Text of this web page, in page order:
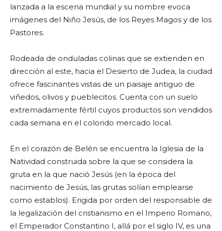
lanzada a la escena mundial y su nombre evoca
imágenes del Niño Jesús, de los Reyes Magos y de los
Pastores.
Rodeada de onduladas colinas que se extienden en
dirección al este, hacia el Desierto de Judea, la ciudad
ofrece fascinantes vistas de un paisaje antiguo de
viñedos, olivos y pueblecitos. Cuenta con un suelo
extremadamente fértil cuyos productos son vendidos
cada semana en el colorido mercado local.
En el corazón de Belén se encuentra la Iglesia de la
Natividad construida sobre la que se considera la
gruta en la que nació Jesús (en la época del
nacimiento de Jesús, las grutas solían emplearse
como establos). Erigida por orden del responsable de
la legalización del cristianismo en el Imperio Romano,
el Emperador Constantino I, allá por el siglo IV, es una